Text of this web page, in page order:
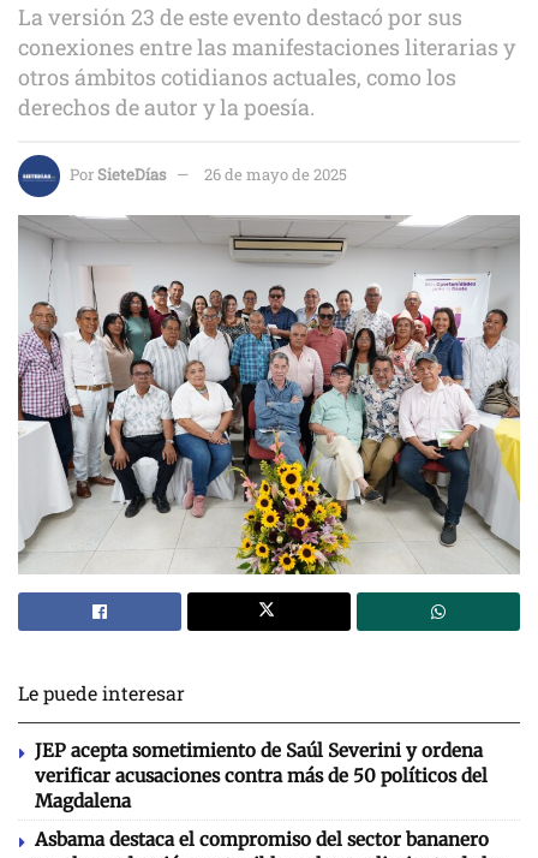
La versión 23 de este evento destacó por sus
conexiones entre las manifestaciones literarias y
otros ámbitos cotidianos actuales, como los
derechos de autor y la poesía.
PorSieteDías 26 de mayo de 2025
Le puede interesar
JEP acepta sometimiento de Saúl Severini y ordena
verificar acusaciones contra más de 50 políticos del
Magdalena
Asbama destaca el compromiso del sector bananero